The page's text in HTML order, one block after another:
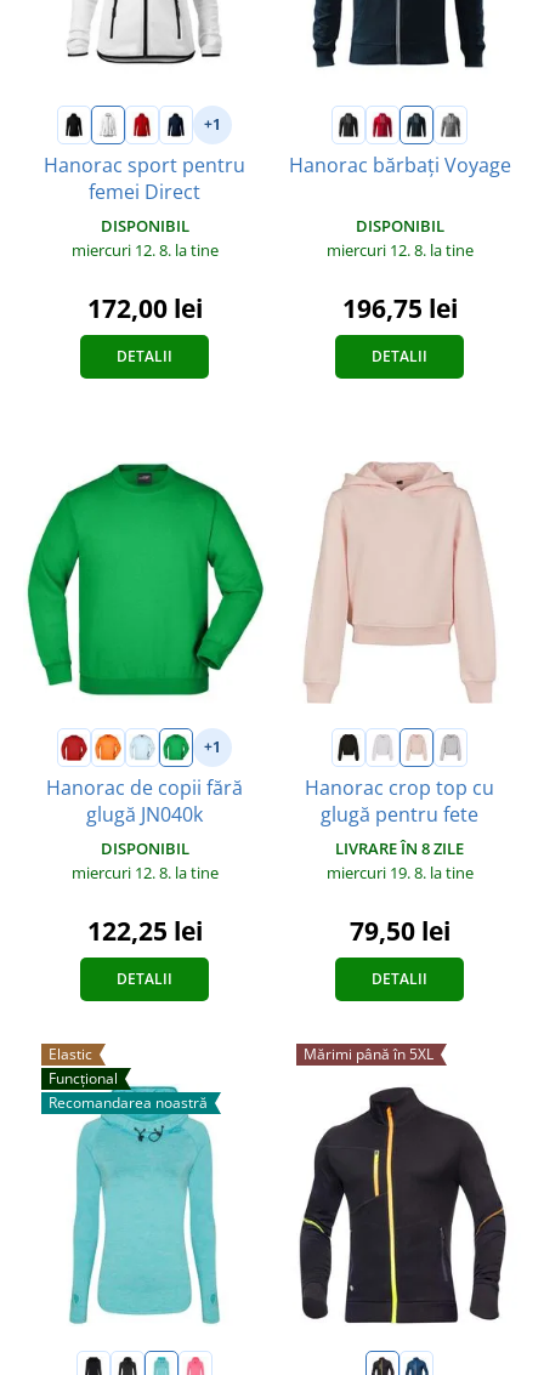
+1
Hanorac sport pentru
femei Direct
DISPONIBIL
miercuri 12. 8. la tine
172,00 lei
DETALII
Hanorac bărbați Voyage
DISPONIBIL
miercuri 12. 8. la tine
196,75 lei
DETALII
+1
Hanorac de copii fără
glugă JN040k
DISPONIBIL
miercuri 12. 8. la tine
122,25 lei
DETALII
Hanorac crop top cu
glugă pentru fete
LIVRARE ÎN 8 ZILE
miercuri 19. 8. la tine
79,50 lei
DETALII
Elastic
Funcțional
Recomandarea noastră
Mărimi până în 5XL